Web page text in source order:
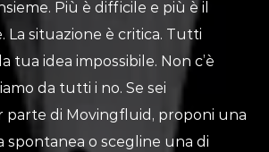
Fulfillment
visione dell’informativa sul trattamento
al trattamento degli stessi per la finalità
di informazioni.
Più è difficile e più è il
La situazione è critica. Tutti
tua idea impossibile. Non c’è
da tutti i no. Se sei
parte di Movingfluid, proponi una
spontanea o scegline una di